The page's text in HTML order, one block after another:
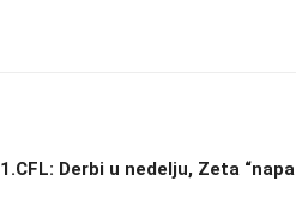
1.CFL: Derbi u nedelju, Zeta